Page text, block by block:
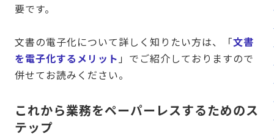
要です。
文書の電子化について詳しく知りたい方は、「文書
を電子化するメリット 」でご紹介しておりますので
併せてお読みください。
これから業務をペーパーレスするためのス
テップ